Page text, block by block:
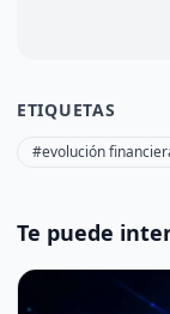
ETIQUETAS
#evolución
Te puede